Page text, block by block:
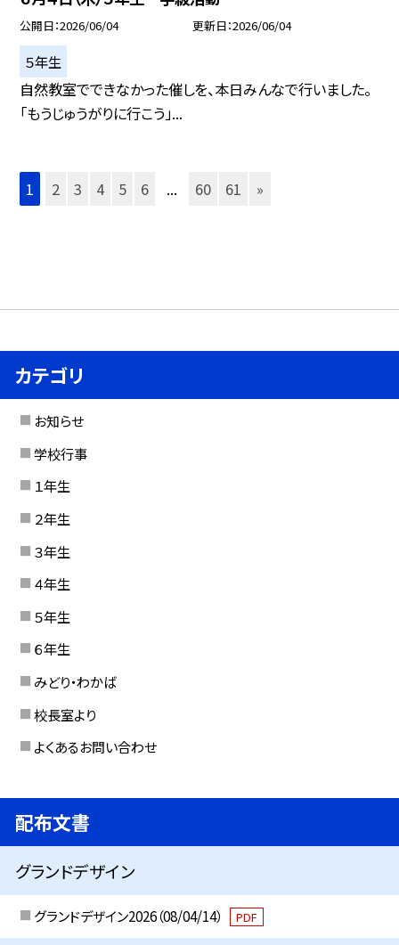
公開日 2026/06/04 更新日 2026/06/04
５年生
自然教室でできなかった催しを、本日みんなで行いました。
「もうじゅうがりに行こう」...
1 2 3 4 5 6 ... 60 61 »
カテゴリ
お知らせ
学校行事
１年生
２年生
３年生
４年生
５年生
６年生
みどり・わかば
校長室より
よくあるお問い合わせ
配布文書
グランドデザイン
グランドデザイン2026（08/04/14） PDF